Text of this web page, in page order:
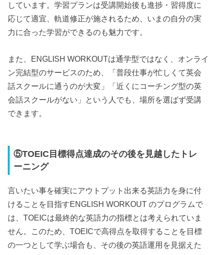
しています。学習プランは受講開始後も進捗・習得度に
応じて適宜、軌道修正が施されるため、いまの自分の実
力に合った学習ができるのも魅力です。
また、ENGLISH WORKOUTは通学型ではなく、オンライ
ン完結型のサービスのため、「普段仕事が忙しくて英会
話スクールに通うのが大変」「近くにコーチング型の英
会話スクールがない」という人でも、場所を選ばず受講
できます。
⑤TOEIC目標得点達成のその後を見越したトレ
ーニング
言いたい事を確実にアウトプット出来る英語力を身に付
けることを目指すENGLISH WORKOUT のプログラムで
は、TOEICは最終的な英語力の指標とは考えられていま
せん。このため、TOEICで高得点を取得することを目標
の一つとして学ぶ場合も、その後の英語運用を見据えた